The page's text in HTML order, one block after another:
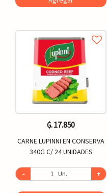
₲. 17.850
CARNE LUPINNI EN CONSERVA
340G C/ 24 UNIDADES
- Un. +